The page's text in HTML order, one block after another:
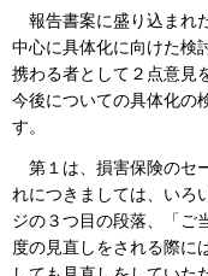
報告書案に盛り込まれ
中心に具体化に向けた検
携わる者として２点意見
今後についての具体化の
す。
第１は、損害保険のセ
れにつきましては、いろ
ジの３つ目の段落、「ご
度の見直しをされる際に